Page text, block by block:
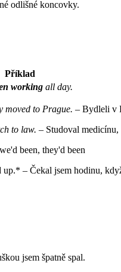
odlišné koncovky.
Příklad
working all day.
moved to Prague. – Bydleli v
to law. – Studoval
been, they'd been
– Čekal jsem hodinu,
jsem špatně spal.